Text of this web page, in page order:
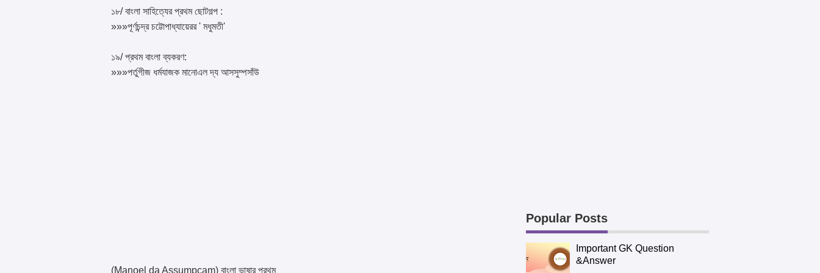
১৮/ বাংলা সাহিত্যের প্রথম ছোটগল্প :
»»»পূর্ণচন্দ্র চট্টোপাধ্যায়েরর ' মধুমতী'
১৯/ প্রথম বাংলা ব্যকরণ:
»»»পর্তুগীজ ধর্মযাজক মানোএল দ্য আসসুম্পসাঁউ
(Manoel da Assumpcam) বাংলা ভাষার প্রথম
Popular Posts
Important GK Question
&Answer